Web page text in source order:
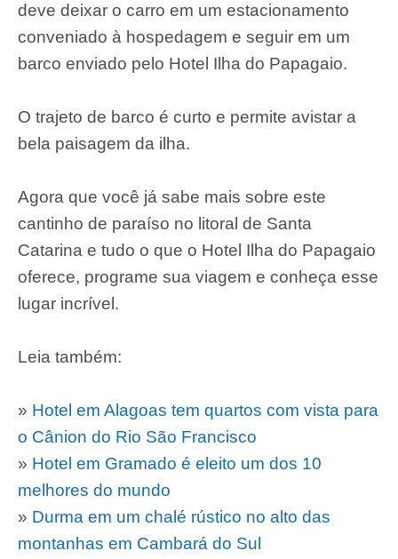
deve deixar o carro em um estacionamento
conveniado à hospedagem e seguir em um
barco enviado pelo Hotel Ilha do Papagaio.
O trajeto de barco é curto e permite avistar a
bela paisagem da ilha.
Agora que você já sabe mais sobre este
cantinho de paraíso no litoral de Santa
Catarina e tudo o que o Hotel Ilha do Papagaio
oferece, programe sua viagem e conheça esse
lugar incrível.
Leia também:
» Hotel em Alagoas tem quartos com vista para
o Cânion do Rio São Francisco
» Hotel em Gramado é eleito um dos 10
melhores do mundo
» Durma em um chalé rústico no alto das
montanhas em Cambará do Sul